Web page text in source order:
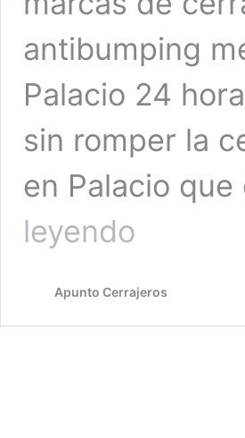
antibumping
Palacio 24
sin romper la
en Palacio
leyendo
Apunto Cerrajeros